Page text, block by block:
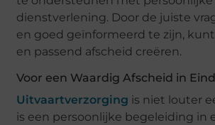
dienstverlening. Door de juiste
en goed geïnformeerd te zijn,
en passend afscheid creëren.
Voor een Waardig Afscheid in
Uitvaartverzorging is niet louter
is een persoonlijke begeleiding in